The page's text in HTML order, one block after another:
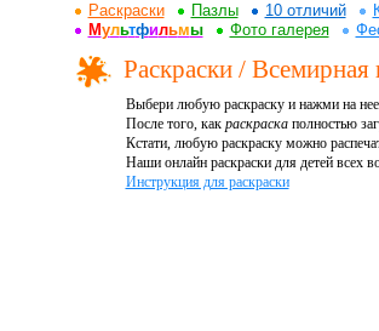
Раскраски Пазлы 10 отличий
Мультфильмы Фото галерея
Раскраски / Всемирная
Выбери любую раскраску и нажми на
После того, как раскраскаполностью
Кстати, любую раскраску можно
Наши онлайн раскраски для детей всех
Инструкция для раскраски